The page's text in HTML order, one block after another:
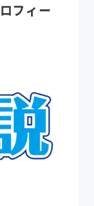
フィー